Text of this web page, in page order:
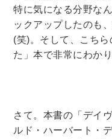
特に気になる分野な
ックアップしたのも
(笑)。そして、こち
た」本で非常にわか
さて。本書の「デイ
ルド・ハーバート・